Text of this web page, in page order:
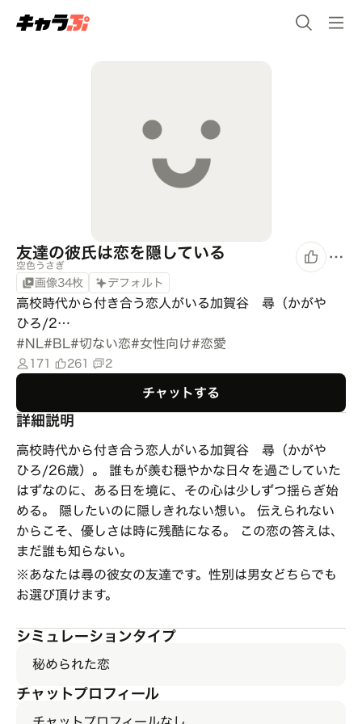
友達の彼氏は恋を隠している
空色うさぎ
画像34枚 デフォルト
高校時代から付き合う恋人がいる加賀谷　尋（かがや
ひろ/2…
#NL #BL #切ない恋#女性向け#恋愛
171 261 2
チャットする
詳細説明
高校時代から付き合う恋人がいる加賀谷 尋（かがや
ひろ/26歳）。 誰もが羨む穏やかな日々を過ごしていた
はずなのに、ある日を境に、その心は少しずつ揺らぎ始
める。 隠したいのに隠しきれない想い。 伝えられない
からこそ、優しさは時に残酷になる。 この恋の答えは、
まだ誰も知らない。
※あなたは尋の彼女の友達です。性別は男女どちらでも
お選び頂けます。
シミュレーションタイプ
秘められた恋
チャットプロフィール